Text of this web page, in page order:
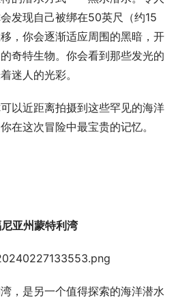
发现自己被绑在50英尺（约15
，你会逐渐适应周围的黑暗，开
奇特生物。你会看到那些发光的
迷人的光彩。
以近距离拍摄到这些罕见的海洋
在这次冒险中最宝贵的记忆。
亚州蒙特利湾
，是另一个值得探索的海洋潜水